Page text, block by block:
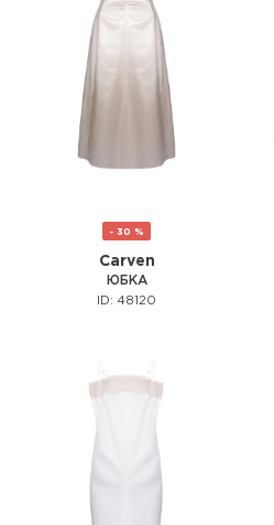
- 30 %
Carven
ЮБКА
ID: 48120